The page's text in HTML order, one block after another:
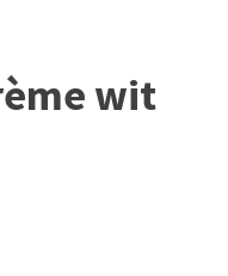
wit